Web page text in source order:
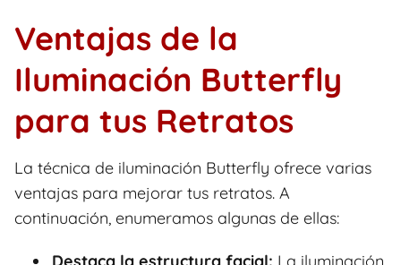
Ventajas de la
Iluminación Butterfly
para tus Retratos
La técnica de iluminación Butterfly ofrece varias
ventajas para mejorar tus retratos. A
continuación, enumeramos algunas de ellas: